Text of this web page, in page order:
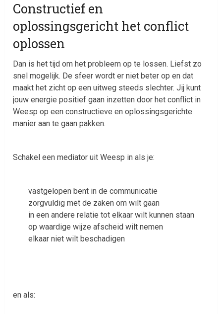
Constructief en
oplossingsgericht het conflict
oplossen
Dan is het tijd om het probleem op te lossen. Liefst zo
snel mogelijk. De sfeer wordt er niet beter op en dat
maakt het zicht op een uitweg steeds slechter. Jij kunt
jouw energie positief gaan inzetten door het conflict in
Weesp op een constructieve en oplossingsgerichte
manier aan te gaan pakken.
Schakel een mediator uit Weesp in als je:
vastgelopen bent in de communicatie
zorgvuldig met de zaken om wilt gaan
in een andere relatie tot elkaar wilt kunnen staan
op waardige wijze afscheid wilt nemen
elkaar niet wilt beschadigen
en als: